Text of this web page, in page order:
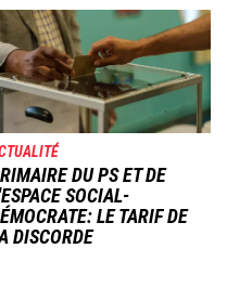
DU PS ET DE
SOCIAL-
LE TARIF DE
DISCORDE